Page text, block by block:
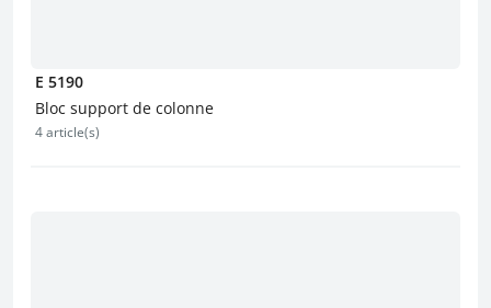
E 5190
Bloc support de colonne
4 article(s)